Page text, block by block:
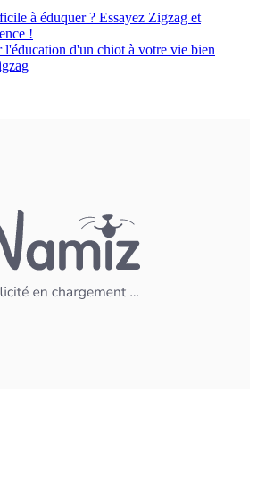
à éduquer ? Essayez Zigzag et
!
l'éducation d'un chiot à votre vie bien